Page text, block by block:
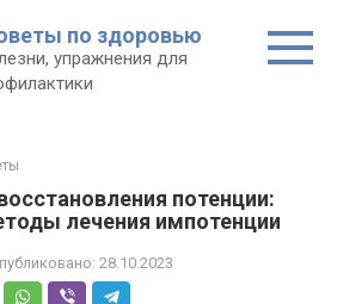
по здоровью
упражнения для
потенции:
лечения импотенции
28.10.2023